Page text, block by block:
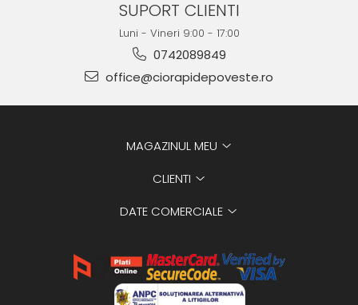
SUPORT CLIENTI
Luni - Vineri 9:00 - 17:00
0742089849
office@ciorapidepoveste.ro
MAGAZINUL MEU
CLIENTI
DATE COMERCIALE